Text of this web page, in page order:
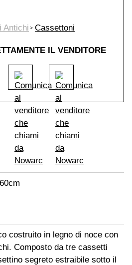
Antichi Cassettoni
IL VENDITORE
costruito in legno di noce con
Composto da tre cassetti
segreto estraibile sotto il